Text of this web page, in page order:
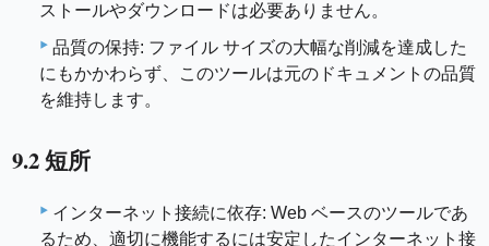
ストールやダウンロードは必要ありません。
品質の保持: ファイル サイズの大幅な削減を達成した
にもかかわらず、このツールは元のドキュメントの品質
を維持します。
9.2 短所
インターネット接続に依存: Web ベースのツールであ
るため、適切に機能するには安定したインターネット接